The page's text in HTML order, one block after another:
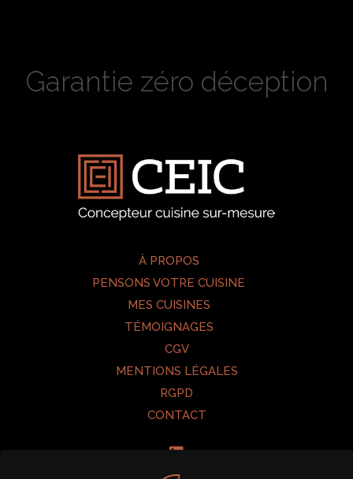
Garantie zéro déception
À PROPOS
PENSONS VOTRE CUISINE
MES CUISINES
TÉMOIGNAGES
CGV
MENTIONS LÉGALES
RGPD
CONTACT